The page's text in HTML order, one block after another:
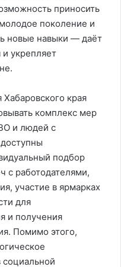
приносить
поколение и
новые навыки — даёт
и укрепляет
края
комплекс мер
и людей с
подбор
с работодателями,
участие в ярмарках
для
и получения
Помимо этого,
социальной